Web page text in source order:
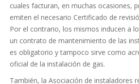
cuales facturan, en muchas ocasiones,
emiten el necesario Certificado de
Por el contrario, los mismos inducen a
un contrato de mantenimiento de las
es obligatorio y tampoco sirve como
oficial de la instalación de gas.
También, la Asociación de instaladores